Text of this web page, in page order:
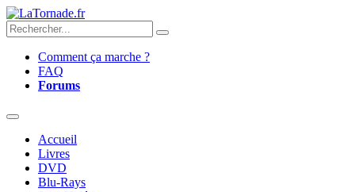
Comment ça marche ?
FAQ
Forums
Accueil
Livres
DVD
Blu-Rays